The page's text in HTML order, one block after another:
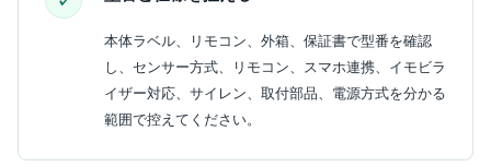
本体ラベル、リモコン、外箱、保証書で型番を確認
し、センサー方式、リモコン、スマホ連携、イモビラ
イザー対応、サイレン、取付部品、電源方式を分かる
範囲で控えてください。